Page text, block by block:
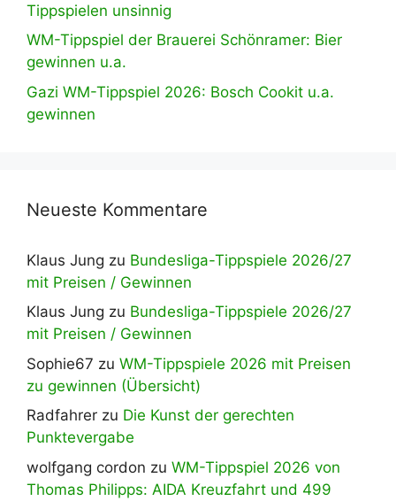
Tippspielen unsinnig
WM-Tippspiel der Brauerei Schönramer: Bier
gewinnen u.a.
Gazi WM-Tippspiel 2026: Bosch Cookit u.a.
gewinnen
Neueste Kommentare
Klaus Jung zu Bundesliga-Tippspiele 2026/27
mit Preisen / Gewinnen
Klaus Jung zu Bundesliga-Tippspiele 2026/27
mit Preisen / Gewinnen
Sophie67 zu WM-Tippspiele 2026 mit Preisen
zu gewinnen (Übersicht)
Radfahrer zu Die Kunst der gerechten
Punktevergabe
wolfgang cordon zu WM-Tippspiel 2026 von
Thomas Philipps: AIDA Kreuzfahrt und 499